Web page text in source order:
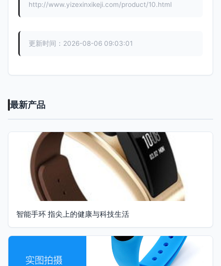
http://www.yizexinxikeji.com/product/10.html
更新时间：2026-08-06 09:03:01
最新产品
智能手环 指尖上的健康与科技生活